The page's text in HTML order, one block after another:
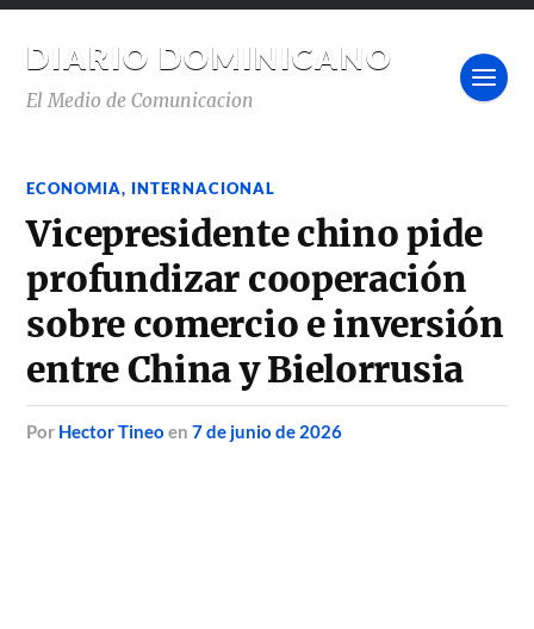
DIARIO DOMINICANO
El Medio de Comunicacion
ECONOMIA, INTERNACIONAL
Vicepresidente chino pide
profundizar cooperación
sobre comercio e inversión
entre China y Bielorrusia
por Hector Tineo en7 de junio de 2026